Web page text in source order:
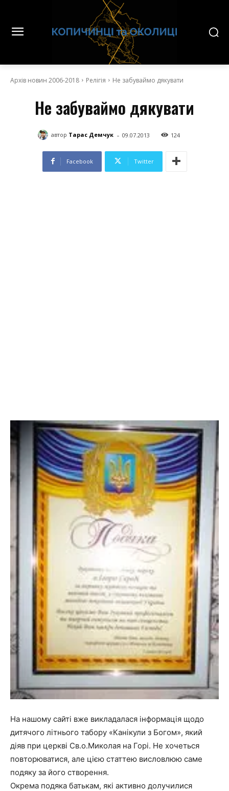
Архів новин 2006-2018 Релігія Не забуваймо дякувати
Не забуваймо дякувати
автор Тарас Демчук - 09.07.2013 124
Facebook Twitter
На нашому сайті вже викладалася інформація щодо
дитячого літнього табору «Канікули з Богом», який
діяв при церкві Св.о.Миколая на Горі. Не хочеться
повторюватися, але цією статтею висловлюю саме
подяку за його створення.
Окрема подяка батькам, які активно долучилися